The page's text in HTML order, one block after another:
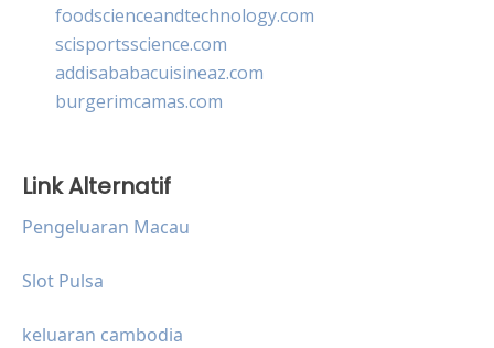
foodscienceandtechnology.com
scisportsscience.com
addisababacuisineaz.com
burgerimcamas.com
Link Alternatif
Pengeluaran Macau
Slot Pulsa
keluaran cambodia